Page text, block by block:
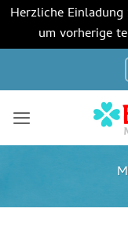
Herzliche
um vorherige